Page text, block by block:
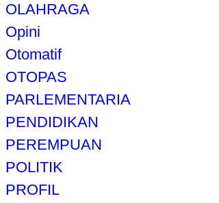
OLAHRAGA
Opini
Otomatif
OTOPAS
PARLEMENTARIA
PENDIDIKAN
PEREMPUAN
POLITIK
PROFIL